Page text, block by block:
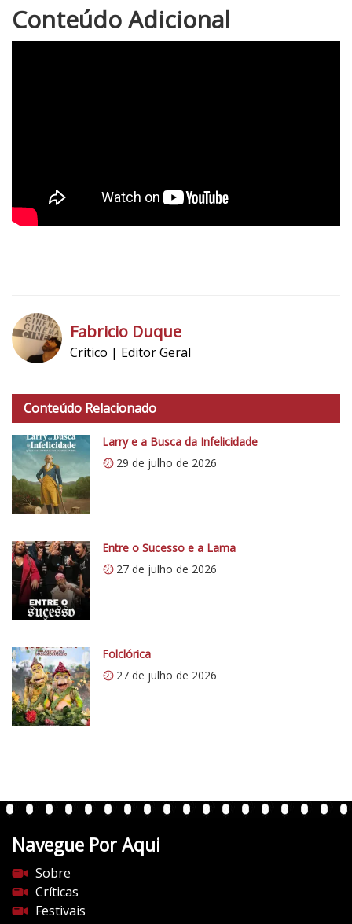
N
o
Conteúdo Adicional
t
p
s
:
/
/
0
.
w
p
.
o
m
/
v
e
n
e
d
o
c
Fabricio Duque
Crítico | Editor Geral
Conteúdo Relacionado
Larry e a Busca da Infelicidade
29 de julho de 2026
Entre o Sucesso e a Lama
27 de julho de 2026
Folclórica
27 de julho de 2026
Navegue Por Aqui
Sobre
Críticas
Festivais